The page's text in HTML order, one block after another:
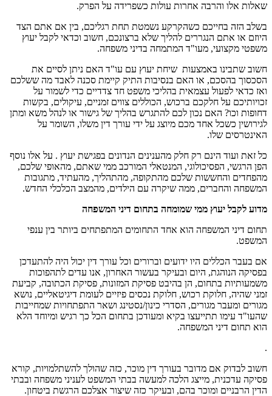
שאלות אלו והרבה אחרות עולות כשפרידה על הפרק.
בשלב הזה בחייכם כשהקרקע נשמטת תחת רגליכם, בין אם אתם הצד
היוזם או אתם הנגררים להליך שלא ברצונכם, חשוב וכדאי לקבל יעוץ
משפטי מקצועי, מעו"ד המתמחה בדיני משפחה.
חשוב שתבינו באמצעות שיחת יעוץ עם עו"ד האם ניתן לסיים את
הסכסוך בהסכם, או האם בנסיבות התיק קיימת סכנה לאבד מה ששלכם
ואז כדאי לפעול עצמאית בהליכי משפט חד צדדיים כדי לשמור על
זכויותיכם על חלקכם ברכוש, הכוללים צווים זמניים, עיקולים, בקשות
דחופות וכו? האם נכון לכם להתגרש בהליך של גישור או לנהל משא ומתן
לגירושין כשכל אחד מכם מיוצג על ידי עורך דין משלו, השומר על
האינטרסים שלו.
כל זאת ועוד הינם רק חלק מהענינים הנדונים בפגישת יעוץ . על אלו נוסף
הפן הרגשי, הפסיכולוגי, המנטאלי המורכב ממי שאתם, מהאופי שלכם,
מהפחדים והחששות שלכם מהתקופה, מהתהליך, מהעתיד, מתגובות
המשפחה והחברים, ממה שיקרה עם הילדים, מהמצב הכלכלי החדש.
מדוע לקבל יעוץ ממי שמומחה בתחום דיני המשפחה
תחום דיני המשפחה הוא אחד התחומים המתפתחים ביותר בין ענפי
המשפט.
אם בעבר הכללים היו ידועים וברורים וכל עורך דין יכול היה להתעדכן
בפסיקה הנוהגת, היום ובעיקר בעשור האחרון, אנו עדים לתהפוכות
משמעותיות בתחום, הן בהיבט פסיקת המזונות, פסיקת הכתובה, קביעת
זמני שהיה, חלוקת רכוש, חלוקת נכסים פיזיים לעומת דיגיטאליים, נושא
מגורים ומעבר מגורים, הסדרי כינון/נסטינג ושאר התפתחויות שמחייבות
שהעו"ד עימו תתייעצו בקיא ומעודכן בתחום הכל כך רגיש ומיוחד הלא
הוא תחום דיני המשפחה.
.
חשוב לבדוק אם מדובר בעורך דין מוכר, כזה שהולך להשתלמויות, קורא
פסיקה עדכנית, מייצג הלכה למעשה בבתי המשפט לעניני משפחה ובבתי
הדין הרבניים ומוכר בהם, ובעיקר כזה שיצור אצלכם הרגשת ביטחון.